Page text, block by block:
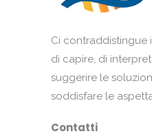
Ci contraddistingue
di capire, di
suggerire le
soddisfare le
Contatti